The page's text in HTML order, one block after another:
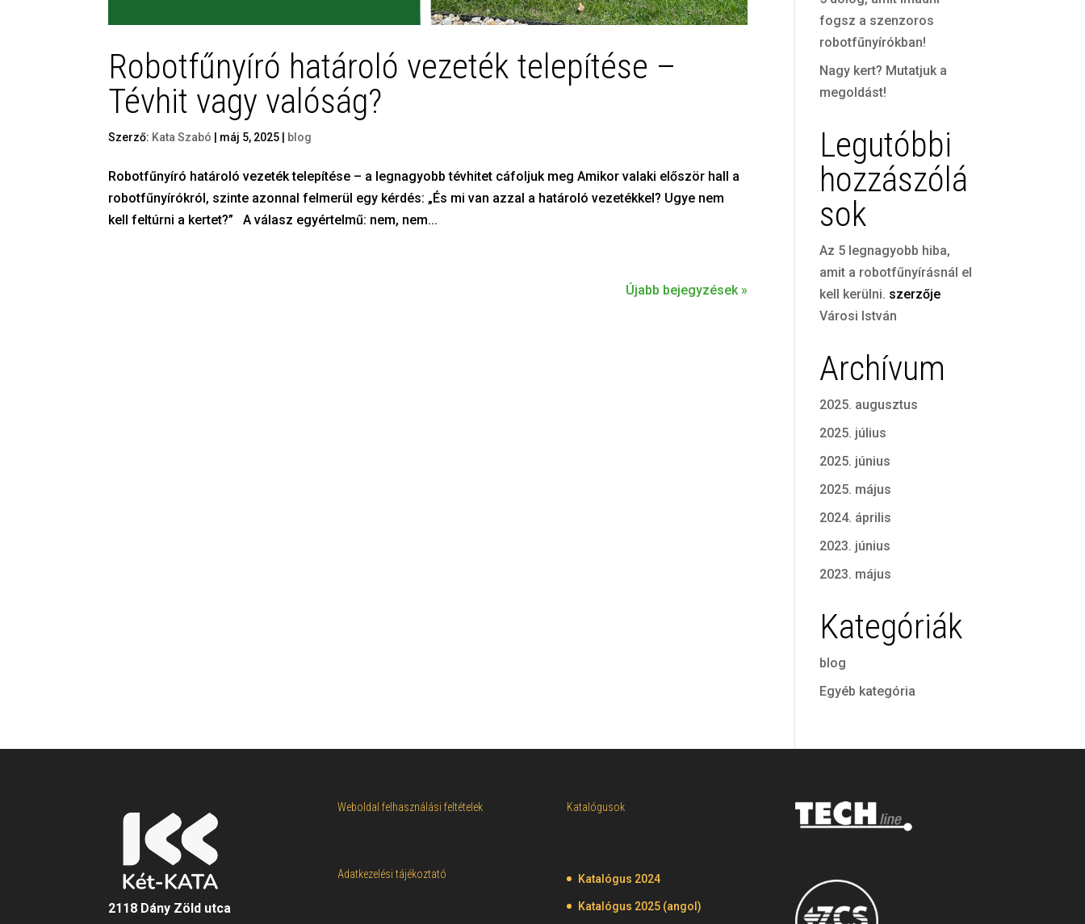
Robotfűnyíró határoló vezeték telepítése –
Tévhit vagy valóság?
Szerző: Kata Szabó máj 5, 2025 blog
Robotfűnyíró határoló vezeték telepítése – a legnagyobb tévhitet cáfoljuk meg Amikor valaki először hall a
robotfűnyírókról, szinte azonnal felmerül egy kérdés: „És mi van azzal a határoló vezetékkel? Ugye nem
kell feltúrni a kertet?” A válasz egyértelmű: nem, nem...
Újabb bejegyzések »
fogsz a szenzoros
robotfűnyírókban!
Nagy kert? Mutatjuk a
megoldást!
Legutóbbi
hozzászólá
sok
Az 5 legnagyobb hiba,
amit a robotfűnyírásnál el
kell kerülni. szerzője
Városi István
Archívum
2025. augusztus
2025. július
2025. június
2025. május
2024. április
2023. június
2023. május
Kategóriák
blog
Egyéb kategória
2118 Dány Zöld utca
Weboldal felhasználási feltételek
Adatkezelési tájékoztató
Katalógusok
Katalógus 2024
Katalógus 2025 (angol)